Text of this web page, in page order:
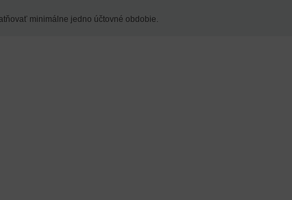
minimálne jedno účtovné obdobie.